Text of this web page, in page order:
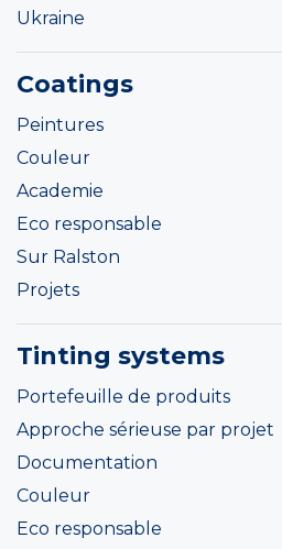
Ukraine
Coatings
Peintures
Couleur
Academie
Eco responsable
Sur Ralston
Projets
Tinting systems
Portefeuille de produits
Approche sérieuse par projet
Documentation
Couleur
Eco responsable